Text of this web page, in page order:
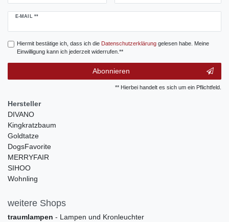
E-MAIL **
Newsletter
Hiermit bestätige ich, dass ich die Daten­schutz­erklärunggelesen habe. Meine
Einwilligung kann ich jederzeit widerrufen.**
Abonnieren
** Hierbei handelt es sich um ein Pflichtfeld.
Hersteller
DIVANO
Kingkratzbaum
Goldtatze
DogsFavorite
MERRYFAIR
SIHOO
Wohnling
weitere Shops
traumlampen - Lampen und Kronleuchter